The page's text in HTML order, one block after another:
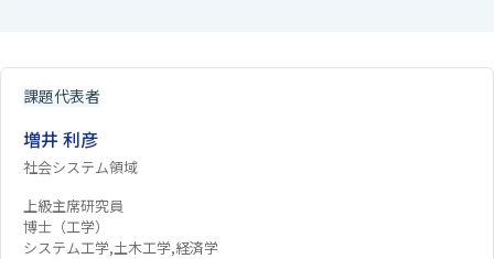
課題代表者
増井 利彦
社会システム領域
上級主席研究員
博士（工学）
システム工学,土木工学,経済学